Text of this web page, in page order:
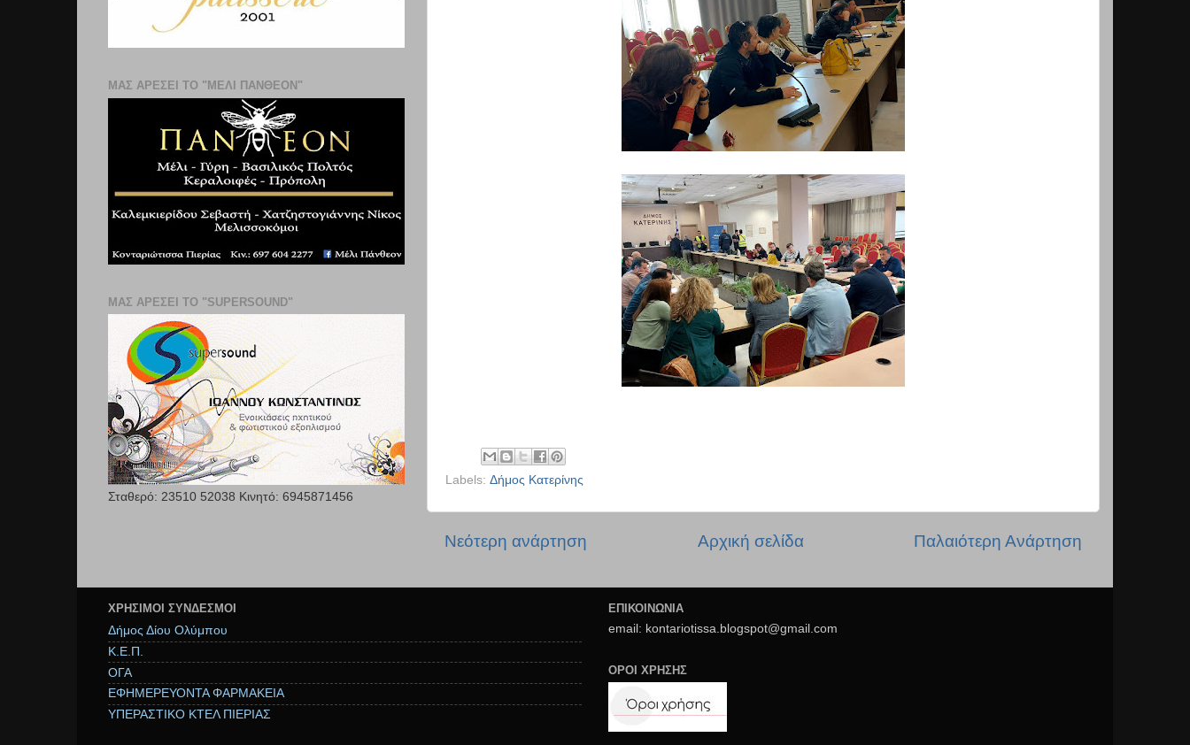
Labels: Δήμος Κατερίνης
Νεότερη ανάρτηση Παλαιότερη Ανάρτηση
Αρχική σελίδα
ΜΑΣ ΑΡΕΣΕΙ ΤΟ "ΜΕΛΙ ΠΑΝΘΕΟΝ"
ΜΑΣ ΑΡΕΣΕΙ ΤΟ "SUPERSOUND"
Σταθερό: 23510 52038 Κινητό: 6945871456
ΧΡΉΣΙΜΟΙ ΣΥΝΔΕΣΜΟΙ
Δήμος Δίου Ολύμπου
Κ.Ε.Π.
ΟΓΑ
ΕΦΗΜΕΡΕΥΟΝΤΑ ΦΑΡΜΑΚΕΙΑ
ΥΠΕΡΑΣΤΙΚΟ ΚΤΕΛ ΠΙΕΡΙΑΣ
ΕΠΙΚΟΙΝΩΝΙΑ
email: kontariotissa.blogspot@gmail.com
ΟΡΟΙ ΧΡΗΣΗΣ